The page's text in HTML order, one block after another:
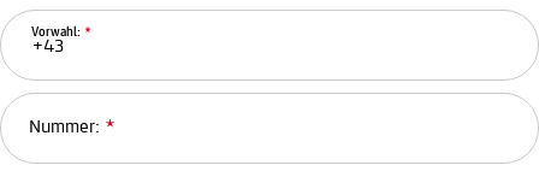
Vorwahl:*
Nummer: *